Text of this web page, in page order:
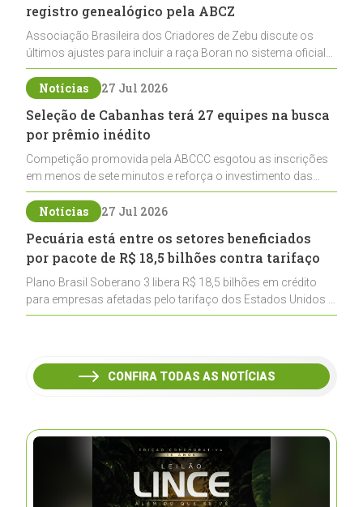
registro genealógico pela ABCZ
Associação Brasileira dos Criadores de Zebu discute os
últimos ajustes para incluir a raça Boran no sistema oficial
de registros, abrindo caminho para sua expansão na
pecuária nacional
Notícias 27 Jul 2026
Seleção de Cabanhas terá 27 equipes na busca
por prêmio inédito
Competição promovida pela ABCCC esgotou as inscrições
em menos de sete minutos e reforça o investimento das
cabanhas na seleção genética de Cavalos Crioulos voltados
ao laço
Notícias 27 Jul 2026
Pecuária está entre os setores beneficiados
por pacote de R$ 18,5 bilhões contra tarifaço
Plano Brasil Soberano 3 libera R$ 18,5 bilhões em crédito
para empresas afetadas pelo tarifaço dos Estados Unidos e
inclui a pecuária entre os setores estratégicos
CONFIRA TODAS AS NOTÍCIAS